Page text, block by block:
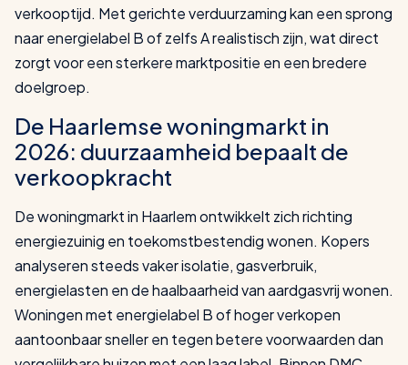
verkooptijd. Met gerichte verduurzaming kan een sprong
naar energielabel B of zelfs A realistisch zijn, wat direct
zorgt voor een sterkere marktpositie en een bredere
doelgroep.
De Haarlemse woningmarkt in
2026: duurzaamheid bepaalt de
verkoopkracht
De woningmarkt in Haarlem ontwikkelt zich richting
energiezuinig en toekomstbestendig wonen. Kopers
analyseren steeds vaker isolatie, gasverbruik,
energielasten en de haalbaarheid van aardgasvrij wonen.
Woningen met energielabel B of hoger verkopen
aantoonbaar sneller en tegen betere voorwaarden dan